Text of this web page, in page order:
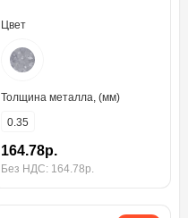
Цвет
Толщина металла, (мм)
0.35
164.78р.
Без НДС: 164.78р.